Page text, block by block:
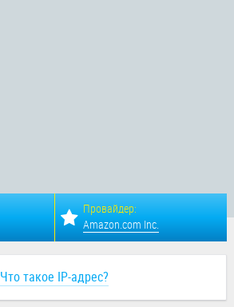
Провайдер:
Amazon.com Inc.
Что такое IP-адрес?